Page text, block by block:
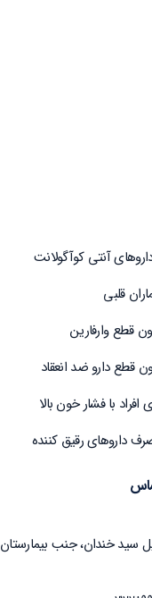
آنتی کوآگولانت
قلبی
قطع وارفارین
قطع دارو ضد انعقاد
با فشار خون بالا
داروهای رقیق کننده